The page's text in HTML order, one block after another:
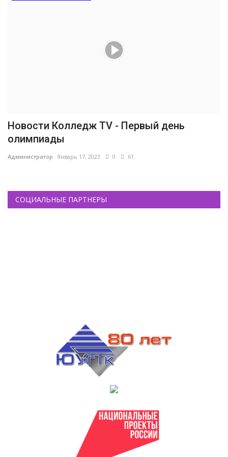
Новости Колледж TV - Первый день
олимпиады
Администратор Январь 17, 2023 0 61
СОЦИАЛЬНЫЕ ПАРТНЕРЫ